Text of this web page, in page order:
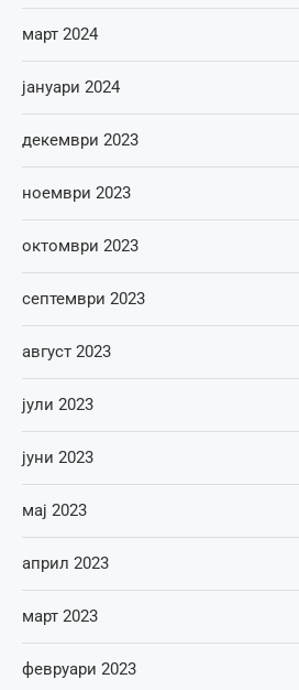
март 2024
јануари 2024
декември 2023
ноември 2023
октомври 2023
септември 2023
август 2023
јули 2023
јуни 2023
мај 2023
април 2023
март 2023
февруари 2023